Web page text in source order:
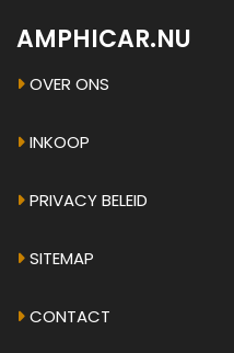
AMPHICAR.NU
OVER ONS
INKOOP
PRIVACY BELEID
SITEMAP
CONTACT